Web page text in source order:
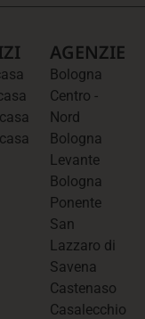
AGENZIE
Bologna
Centro -
Nord
Bologna
Levante
Bologna
Ponente
San
Lazzaro di
Savena
Castenaso
Casalecchio